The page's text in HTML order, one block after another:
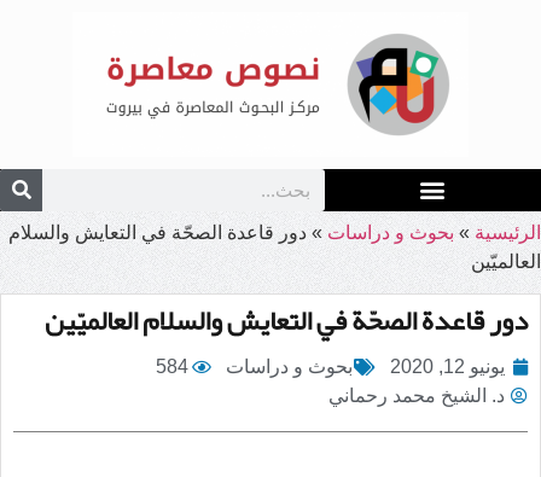
الرئيسية » بحوث و دراسات » دور قاعدة الصحّة في التعايش والسلام
العالميّين
دور قاعدة الصحّة في التعايش والسلام العالميّين
يونيو 12, 2020 بحوث و دراسات
584
د. الشيخ محمد رحماني